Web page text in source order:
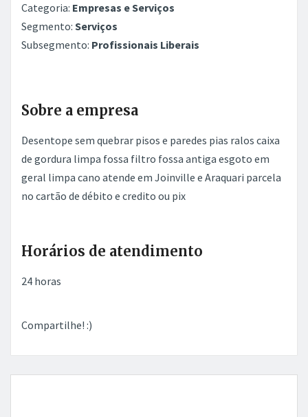
Categoria: Empresas e Serviços
Segmento: Serviços
Subsegmento: Profissionais Liberais
Sobre a empresa
Desentope sem quebrar pisos e paredes pias ralos caixa
de gordura limpa fossa filtro fossa antiga esgoto em
geral limpa cano atende em Joinville e Araquari parcela
no cartão de débito e credito ou pix
Horários de atendimento
24 horas
Compartilhe! :)